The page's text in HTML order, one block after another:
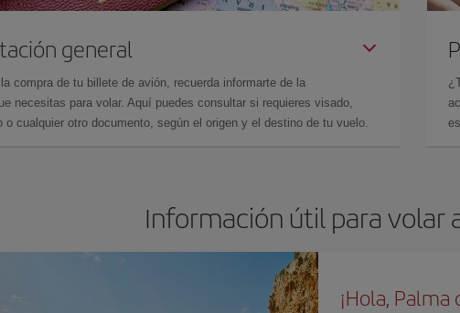
general
compra de tu billete de avión, recuerda informarte de la
necesitas para volar. Aquí puedes consultar si requieres visado,
o cualquier otro documento, según el origen y el destino de tu vuelo.
Información útil para volar
¡Hola,